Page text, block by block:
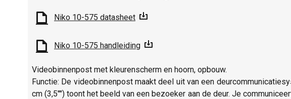
Niko 10-575 datasheet
Niko 10-575 handleiding
Videobinnenpost met kleurenscherm en hoorn, opbouw.
Functie: De videobinnenpost maakt deel uit van een
cm (3,5"") toont het beeld van een bezoeker aan de deur. Je